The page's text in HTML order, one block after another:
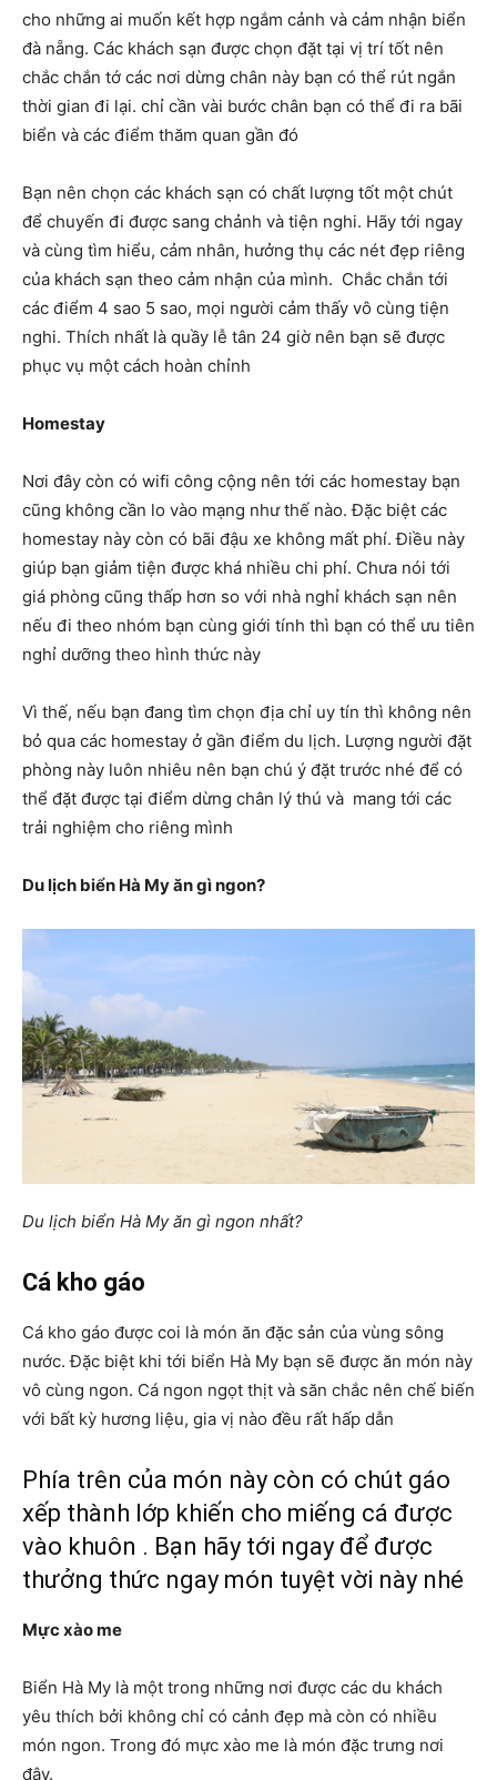
cho những ai muốn kết hợp ngắm cảnh và cảm nhận biển
đà nẵng. Các khách sạn được chọn đặt tại vị trí tốt nên
chắc chắn tớ các nơi dừng chân này bạn có thể rút ngắn
thời gian đi lại. chỉ cần vài bước chân bạn có thể đi ra bãi
biển và các điểm thăm quan gần đó
Bạn nên chọn các khách sạn có chất lượng tốt một chút
để chuyến đi được sang chảnh và tiện nghi. Hãy tới ngay
và cùng tìm hiểu, cảm nhân, hưởng thụ các nét đẹp riêng
của khách sạn theo cảm nhận của mình. Chắc chắn tới
các điểm 4 sao 5 sao, mọi người cảm thấy vô cùng tiện
nghi. Thích nhất là quầy lễ tân 24 giờ nên bạn sẽ được
phục vụ một cách hoàn chỉnh
Homestay
Nơi đây còn có wifi công cộng nên tới các homestay bạn
cũng không cần lo vào mạng như thế nào. Đặc biệt các
homestay này còn có bãi đậu xe không mất phí. Điều này
giúp bạn giảm tiện được khá nhiều chi phí. Chưa nói tới
giá phòng cũng thấp hơn so với nhà nghỉ khách sạn nên
nếu đi theo nhóm bạn cùng giới tính thì bạn có thể ưu tiên
nghỉ dưỡng theo hình thức này
Vì thế, nếu bạn đang tìm chọn địa chỉ uy tín thì không nên
bỏ qua các homestay ở gần điểm du lịch. Lượng người đặt
phòng này luôn nhiêu nên bạn chú ý đặt trước nhé để có
thể đặt được tại điểm dừng chân lý thú và mang tới các
trải nghiệm cho riêng mình
Du lịch biển Hà My ăn gì ngon?
Du lịch biển Hà My ăn gì ngon nhất?
Cá kho gáo
Cá kho gáo được coi là món ăn đặc sản của vùng sông
nước. Đặc biệt khi tới biển Hà My bạn sẽ được ăn món này
vô cùng ngon. Cá ngon ngọt thịt và săn chắc nên chế biến
với bất kỳ hương liệu, gia vị nào đều rất hấp dẫn
Phía trên của món này còn có chút gáo
xếp thành lớp khiến cho miếng cá được
vào khuôn . Bạn hãy tới ngay để được
thưởng thức ngay món tuyệt vời này nhé
Mực xào me
Biển Hà My là một trong những nơi được các du khách
yêu thích bởi không chỉ có cảnh đẹp mà còn có nhiều
món ngon. Trong đó mực xào me là món đặc trưng nơi
đây.